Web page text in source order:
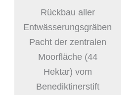
Rückbau aller
Entwässerungsgräben
Pacht der zentralen
Moorfläche (44
Hektar) vom
Benediktinerstift